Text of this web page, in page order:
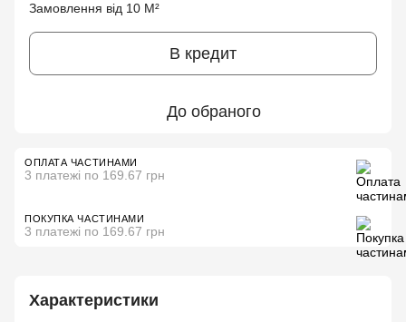
Замовлення від 10 М²
В кредит
До обраного
ОПЛАТА ЧАСТИНАМИ
3 платежі по 169.67 грн
ПОКУПКА ЧАСТИНАМИ
3 платежі по 169.67 грн
Характеристики